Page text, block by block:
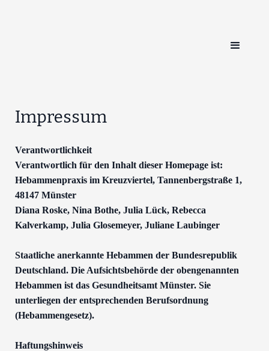
Impressum
Verantwortlichkeit
Verantwortlich für den Inhalt dieser Homepage ist:
Hebammenpraxis im Kreuzviertel, Tannenbergstraße 1,
48147 Münster
Diana Roske, Nina Bothe, Julia Lück, Rebecca
Kalverkamp, Julia Glosemeyer, Juliane Laubinger
Staatliche anerkannte Hebammen der Bundesrepublik
Deutschland. Die Aufsichtsbehörde der obengenannten
Hebammen ist das Gesundheitsamt Münster. Sie
unterliegen der entsprechenden Berufsordnung
(Hebammengesetz).
Haftungshinweis